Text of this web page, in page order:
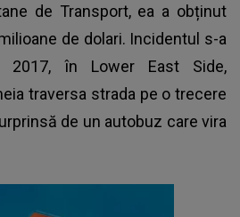
de Transport, ea a obținut
de dolari. Incidentul s-a
2017, în Lower East Side,
traversa strada pe o trecere
de un autobuz care vira